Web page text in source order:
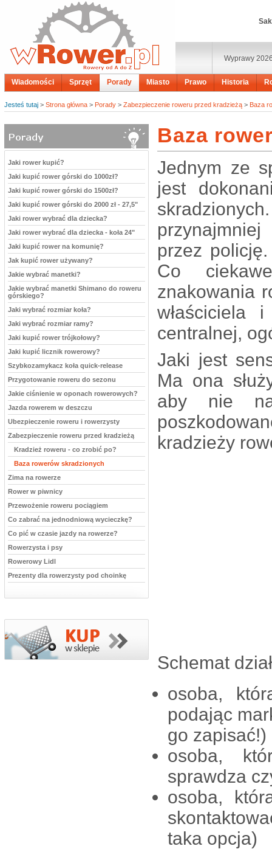
Wyprawy
Wiadomości Sprzęt Porady Miasto Prawo Historia
Jesteś tutaj > Strona główna > Porady > Zabezpieczenie roweru przed kradzieżą > Baza
Jaki rower kupić?
Jaki kupić rower górski do 1000zł?
Jaki kupić rower górski do 1500zł?
Jaki kupić rower górski do 2000 zł - 27,5"
Jaki rower wybrać dla dziecka?
Jaki rower wybrać dla dziecka - koła 24"
Jaki kupić rower na komunię?
Jak kupić rower używany?
Jakie wybrać manetki?
Jakie wybrać manetki Shimano do roweru
górskiego?
Jaki wybrać rozmiar koła?
Jaki wybrać rozmiar ramy?
Jaki kupić rower trójkołowy?
Jaki kupić licznik rowerowy?
Szybkozamykacz koła quick-release
Przygotowanie roweru do sezonu
Jakie ciśnienie w oponach rowerowych?
Jazda rowerem w deszczu
Ubezpieczenie roweru i rowerzysty
Zabezpieczenie roweru przed kradzieżą
Kradzież roweru - co zrobić po?
Baza rowerów skradzionych
Zima na rowerze
Rower w piwnicy
Przewożenie roweru pociągiem
Co zabrać na jednodniową wycieczkę?
Co pić w czasie jazdy na rowerze?
Rowerzysta i psy
Rowerowy Lidl
Prezenty dla rowerzysty pod choinkę
Baza
Jednym ze
jest
przez
Co
znakowania
centralnej,
Jaki jest
Ma ona
aby nie
kradzieży
Schemat
osoba,
podając
go
osoba,
sprawdza
osoba,
taka opcja)